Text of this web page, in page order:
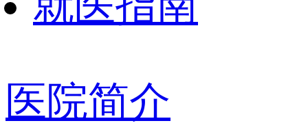
医院简介